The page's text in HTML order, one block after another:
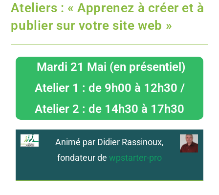
Ateliers : « Apprenez à créer et à
publier sur votre site web »
Mardi 21 Mai (en présentiel)
Atelier 1 : de 9h00 à 12h30 /
Atelier 2 : de 14h30 à 17h30
Animé par Didier Rassinoux,
fondateur de wpstarter-pro